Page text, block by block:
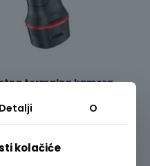
termalna kamera,
€ + PDV
Guide sensmart
Detalji O
kolačiće